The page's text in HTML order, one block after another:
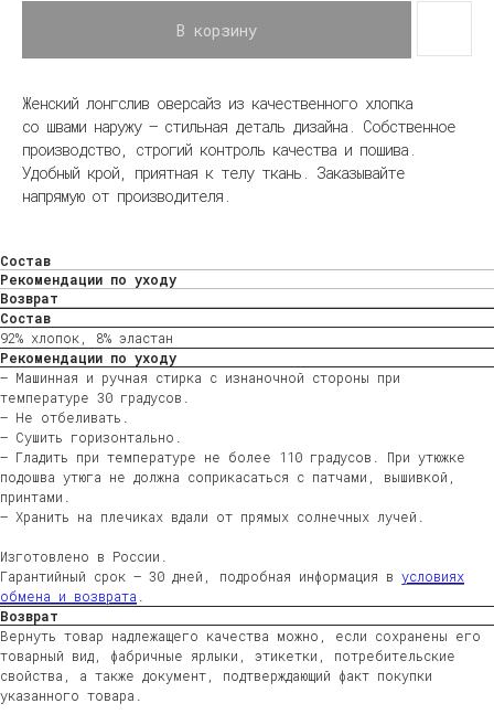
В корзину
Женский лонгслив оверсайз из качественного хлопка
со швами наружу — стильная деталь дизайна. Собственное
производство, строгий контроль качества и пошива.
Удобный крой, приятная к телу ткань. Заказывайте
напрямую от производителя.
Состав
Рекомендации по уходу
Возврат
Состав
92% хлопок, 8% эластан
Рекомендации по уходу
— Машинная и ручная стирка с изнаночной стороны при
температуре 30 градусов.
— Не отбеливать.
— Сушить горизонтально.
— Гладить при температуре не более 110 градусов. При утюжке
подошва утюга не должна соприкасаться с патчами, вышивкой,
принтами.
— Хранить на плечиках вдали от прямых солнечных лучей.
Изготовлено в России.
Гарантийный срок — 30 дней, подробная информация в условиях
обмена и возврата
Возврат
Вернуть товар надлежащего качества можно, если сохранены его
товарный вид, фабричные ярлыки, этикетки, потребительские
свойства, а также документ, подтверждающий факт покупки
указанного товара.